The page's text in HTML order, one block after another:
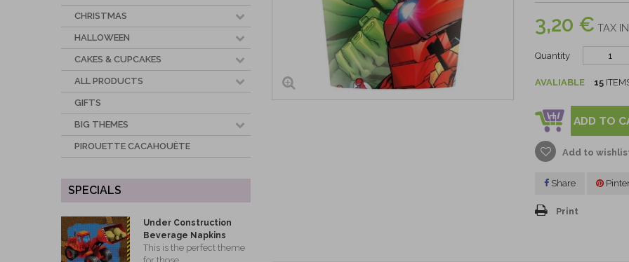
CHRISTMAS
HALLOWEEN
CAKES & CUPCAKES
ALL PRODUCTS
GIFTS
BIG THEMES
PIROUETTE CACAHOUÈTE
SPECIALS
Under Construction
Beverage Napkins
This is the perfect theme
3,20 € TAX
Quantity
AVALIABLE 15
ADD TO
Add to
Share
Print